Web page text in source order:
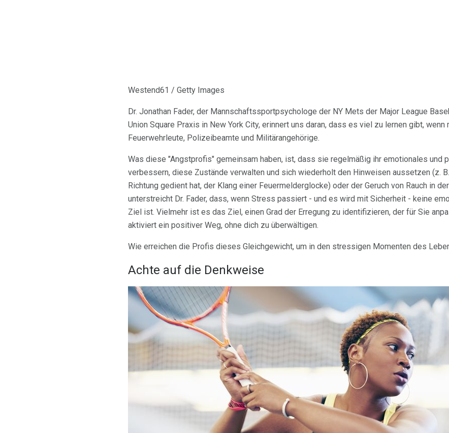
Westend61 / Getty Images
Dr. Jonathan Fader, der Mannschaftssportpsychologe der NY Mets der Major League
Union Square Praxis in New York City, erinnert uns daran, dass es viel zu lernen gibt,
Feuerwehrleute, Polizeibeamte und Militärangehörige.
Was diese "Angstprofis" gemeinsam haben, ist, dass sie regelmäßig ihr emotionales und
verbessern, diese Zustände verwalten und sich wiederholt den Hinweisen aussetzen (z.
Richtung gedient hat, der Klang einer Feuermelderglocke) oder der Geruch von Rauch in
unterstreicht Dr. Fader, dass, wenn Stress passiert - und es wird mit Sicherheit - keine
Ziel ist. Vielmehr ist es das Ziel, einen Grad der Erregung zu identifizieren, der für Sie
aktiviert ein positiver Weg, ohne dich zu überwältigen.
Wie erreichen die Profis dieses Gleichgewicht, um in den stressigen Momenten des
Achte auf die Denkweise